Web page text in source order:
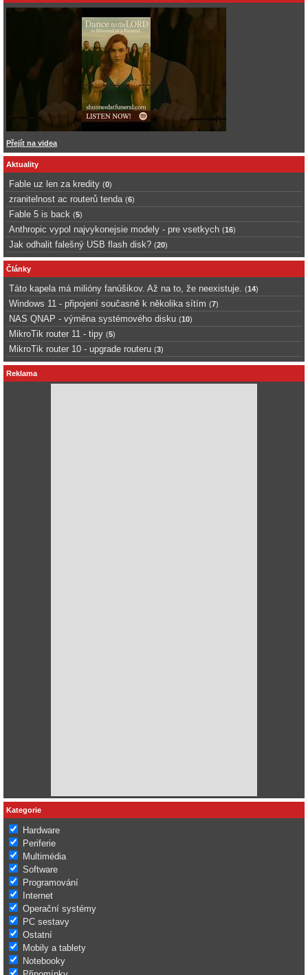
Přejít na videa
Aktuality
Fable uz len za kredity (0)
zranitelnost ac routerů tenda (6)
Fable 5 is back (5)
Anthropic vypol najvykonejsie modely - pre vsetkych (16)
Jak odhalit falešný USB flash disk? (20)
Články
Táto kapela má milióny fanúšikov. Až na to, že neexistuje. (14)
Windows 11 - připojení současně k několika sítím (7)
NAS QNAP - výměna systémového disku (10)
MikroTik router 11 - tipy (5)
MikroTik router 10 - upgrade routeru (3)
Reklama
Kategorie
Hardware
Periferie
Multimédia
Software
Programování
Internet
Operační systémy
PC sestavy
Ostatní
Mobily a tablety
Notebooky